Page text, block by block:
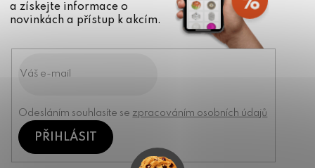
a získejte informace o
novinkách a přístup k akcím.
Odesláním souhlasíte se zpracováním osobních údajů
PŘIHLÁSIT